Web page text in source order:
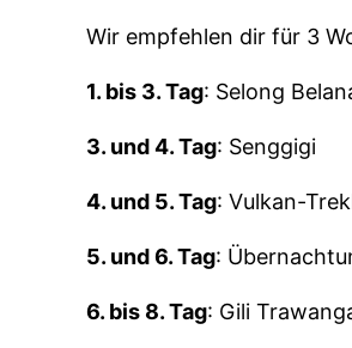
Wir empfehlen dir für 3
1. bis 3. Tag: Selong
3. und 4. Tag: Senggigi
4. und 5. Tag: Vulkan-
5. und 6. Tag:
6. bis 8. Tag: Gili